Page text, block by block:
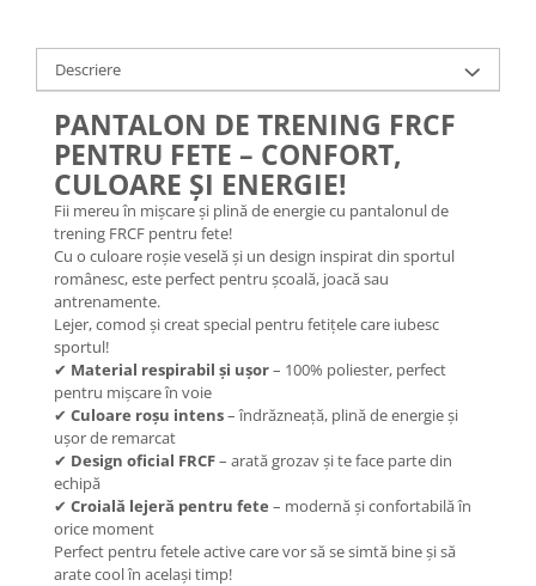
Descriere
PANTALON DE TRENING FRCF
PENTRU FETE – CONFORT,
CULOARE ȘI ENERGIE!
Fii mereu în mișcare și plină de energie cu pantalonul de
trening FRCF pentru fete!
Cu o culoare roșie veselă și un design inspirat din sportul
românesc, este perfect pentru școală, joacă sau
antrenamente.
Lejer, comod și creat special pentru fetițele care iubesc
sportul!
✔ Material respirabil și ușor– 100% poliester, perfect
pentru mișcare în voie
✔ Culoare roșu intens– îndrăzneață, plină de energie și
ușor de remarcat
✔ Design oficial FRCF– arată grozav și te face parte din
echipă
✔ Croială lejeră pentru fete – modernă și confortabilă în
orice moment
Perfect pentru fetele active care vor să se simtă bine și să
arate cool în același timp!